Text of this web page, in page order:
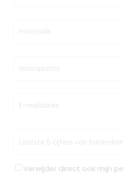
Postcode
Woonplaats
E-mailadres
Laatste 5 cijfers van
Verwijder direct ook mijn